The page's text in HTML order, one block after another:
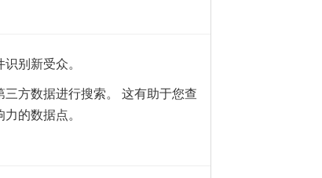
别新受众。
方数据进行搜索。 这有助于您查
的数据点。